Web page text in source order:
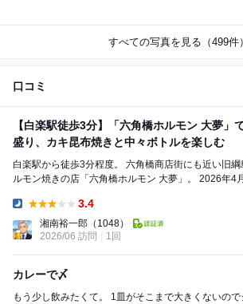
すべての写真を見る（499件）
口コミ
【白楽駅徒歩3分】「六角橋ホルモン 大夢」
盛り、カキ昆布焼きと中々ボトルを楽しむ
白楽駅から徒歩3分程度。 六角橋商店街にも近い旧綱島街道沿いにあるホ
ルモン焼きの店「六角橋ホルモン 大夢」。 2026年4月4日（土）放送の出
3.4
湘南裕一郎 （1048）
2026/06 訪問
1回
カレーで〆
もう少し飲みたくて。 1皿がそこまで大きくないのでシェアすればはしご